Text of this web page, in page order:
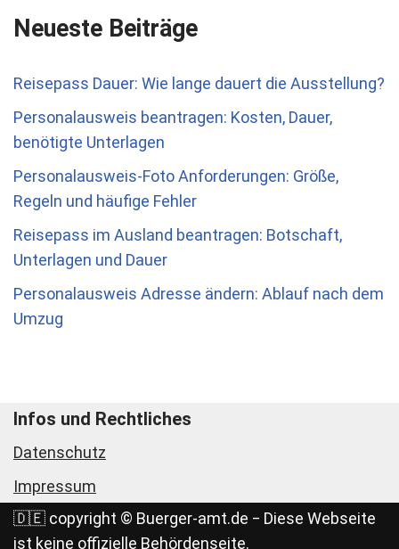
Neueste Beiträge
Reisepass Dauer: Wie lange dauert die Ausstellung?
Personalausweis beantragen: Kosten, Dauer,
benötigte Unterlagen
Personalausweis-Foto Anforderungen: Größe,
Regeln und häufige Fehler
Reisepass im Ausland beantragen: Botschaft,
Unterlagen und Dauer
Personalausweis Adresse ändern: Ablauf nach dem
Umzug
Infos und Rechtliches
Datenschutz
Impressum
🇩🇪 copyright © Buerger-amt.de ‒ Diese Webseite
ist keine offizielle Behördenseite.